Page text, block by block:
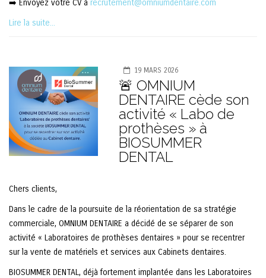
➡️ Envoyez votre CV à recrutement@omniumdentaire.com
Lire la suite...
19 MARS 2026
🚨 OMNIUM
DENTAIRE cède son
activité « Labo de
prothèses » à
BIOSUMMER
DENTAL
Chers clients,
Dans le cadre de la poursuite de la réorientation de sa stratégie
commerciale, OMNIUM DENTAIRE a décidé de se séparer de son
activité « Laboratoires de prothèses dentaires » pour se recentrer
sur la vente de matériels et services aux Cabinets dentaires.
BIOSUMMER DENTAL, déjà fortement implantée dans les Laboratoires